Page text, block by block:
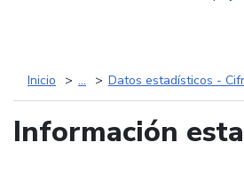
Inicio ... Datos estadísticos -
Información